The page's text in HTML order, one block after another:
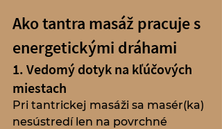
Ako tantra masáž pracuje s
energetickými dráhami
1. Vedomý dotyk na kľúčových
miestach
Pri tan­trickej masáži sa masér(ka)
nesústredí len na povrchné